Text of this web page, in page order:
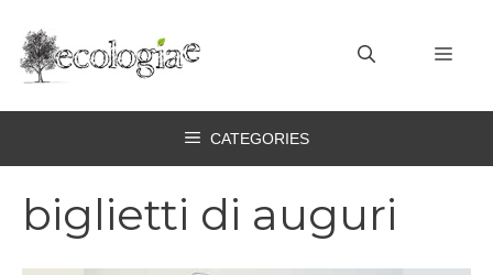
contenuto
CATEGORIES
biglietti di auguri